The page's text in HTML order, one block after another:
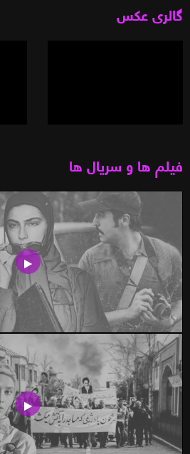
گالری عکس
فیلم ها و سریال ها